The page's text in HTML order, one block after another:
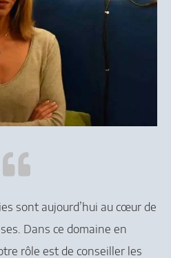
sont aujourd’hui au cœur de
Dans ce domaine en
rôle est de conseiller les